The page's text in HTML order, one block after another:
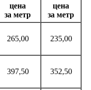
цена
за метр
цена
за метр
265,00 235,00
397,50 352,50